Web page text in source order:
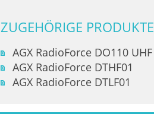
ZUGEHÖRIGE PRODUKTE
AGX RadioForce DO110 UHF
AGX RadioForce DTHF01
AGX RadioForce DTLF01